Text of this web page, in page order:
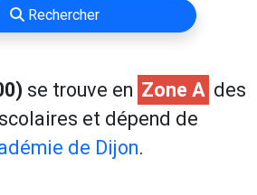
Rechercher
se trouve en Zone A des
et dépend de
de Dijon.